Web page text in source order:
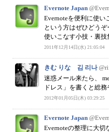
Evernote Japan
Evernoteを便利に使い
という方はぜひどう
使いこなす小技・裏技
2011年12月14日(水) 21:05:04
きむ りな 김 리나
迷惑メール来たら、
ドレス」を書くと総
2012年01月05日(木) 03:29:25
Evernote Japan
Evernoteの整理に大